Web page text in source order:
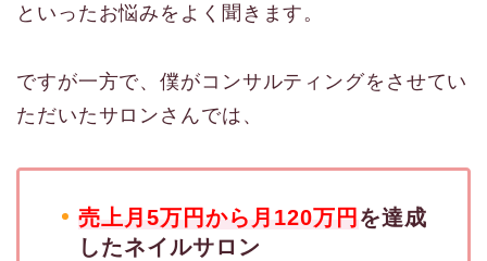
といったお悩みをよく聞きます。
ですが一方で、僕がコンサルティングをさせてい
ただいたサロンさんでは、
売上月5万円から月120万円 を達成
したネイルサロン